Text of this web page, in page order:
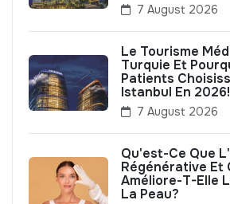
7 August 2026
Le Tourisme
Turquie Et
Patients
Istanbul En 2026!
7 August 2026
Qu'est-Ce Que
Régénérative Et
Améliore-T-Elle
La Peau?